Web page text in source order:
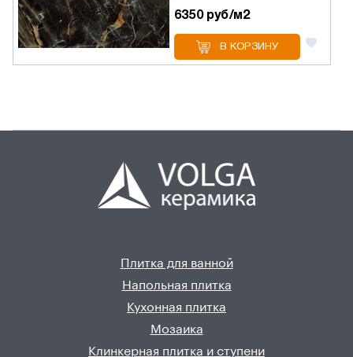
6350 руб/м2
В КОРЗИНУ
Плитка для ванной
Напольная плитка
Кухонная плитка
Мозаика
Клинкерная плитка и ступени